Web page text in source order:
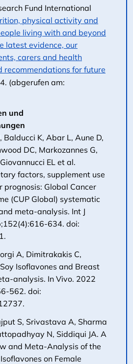
Fund International
physical activity and
living with and beyond
latest evidence, our
carers and health
recommendations for future
(abgerufen am:
und
Balducci K, Abar L, Aune D,
DC, Markozannes G,
EL et al.
factors, supplement use
prognosis: Global Cancer
(CUP Global) systematic
meta-analysis. Int J
634. doi:
A, Dimitrakakis C,
Isoflavones and Breast
analysis. In Vivo. 2022
562. doi:
S, Srivastava A, Sharma
N, Siddiqui JA. A
and Meta-Analysis of the
on Female